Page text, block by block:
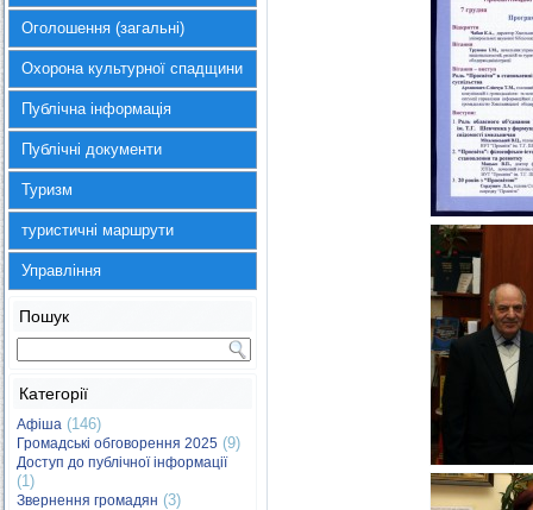
Оголошення (загальні)
Охорона культурної спадщини
Публічна інформація
Публічні документи
Туризм
туристичні маршрути
Управління
Пошук
Категорії
Афіша (146)
Громадські обговорення 2025 (9)
Доступ до публічної інформації
(1)
Звернення громадян (3)